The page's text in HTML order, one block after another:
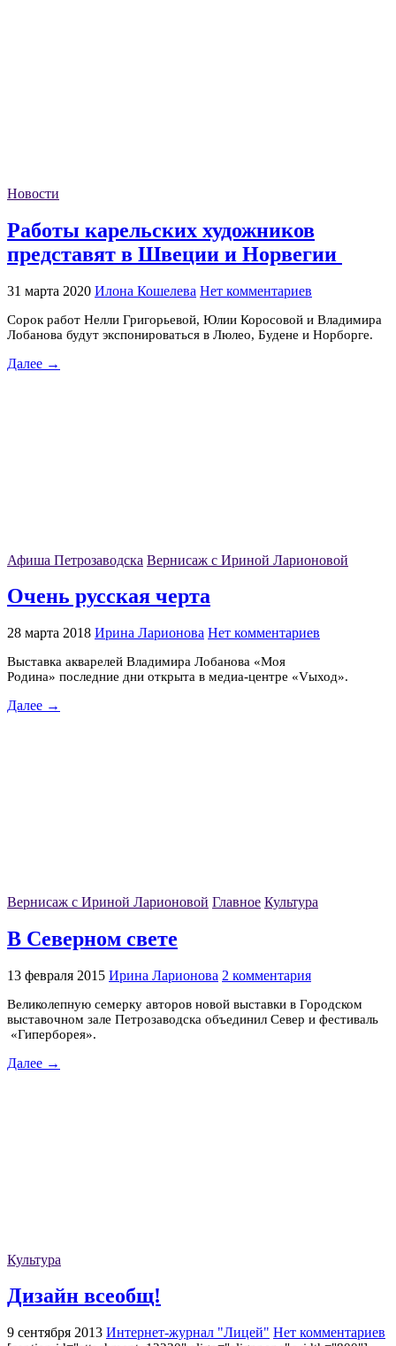
Новости
Работы карельских художников
представят в Швеции и Норвегии
31 марта 2020 Илона Кошелева Нет комментариев
Сорок работ Нелли Григорьевой, Юлии Коросовой и Владимира
Лобанова будут экспонироваться в Люлео, Будене и Норборге.
Далее →
Афиша Петрозаводска Вернисаж с Ириной Ларионовой
Очень русская черта
28 марта 2018 Ирина Ларионова Нет комментариев
Выставка акварелей Владимира Лобанова «Моя
Родина» последние дни открыта в медиа-центре «Vыход».
Далее →
Вернисаж с Ириной Ларионовой Главное Культура
В Северном свете
13 февраля 2015 Ирина Ларионова 2 комментария
Великолепную семерку авторов новой выставки в Городском
выставочном зале Петрозаводска объединил Север и фестиваль
«Гиперборея».
Далее →
Культура
Дизайн всеобщ!
9 сентября 2013 Интернет-журнал "Лицей" Нет комментариев